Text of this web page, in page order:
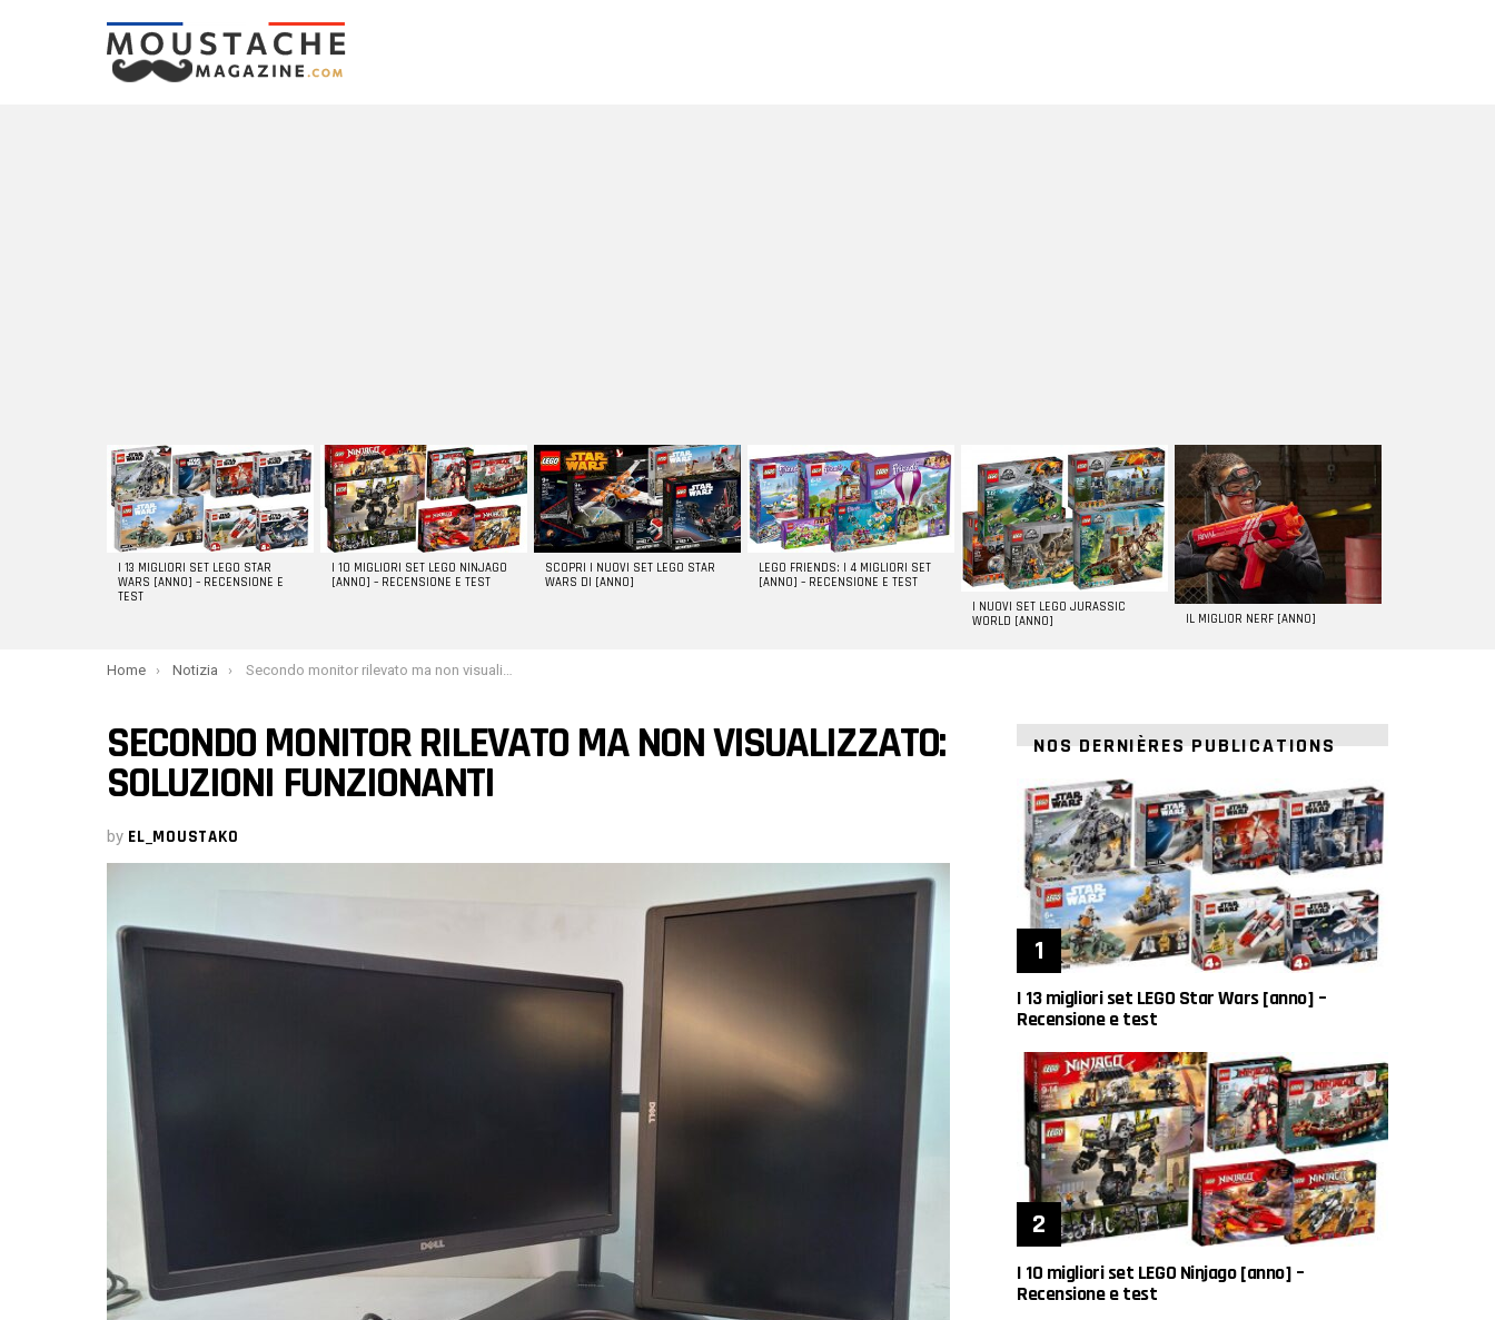
LATEST
STORIES
I 13 MIGLIORI SET LEGO STAR
WARS [ANNO] – RECENSIONE E
TEST
I 10 MIGLIORI SET LEGO NINJAGO
[ANNO] – RECENSIONE E TEST
SCOPRI I NUOVI SET LEGO STAR
WARS DI [ANNO]
LEGO FRIENDS: I 4 MIGLIORI SET
[ANNO] – RECENSIONE E TEST
I NUOVI SET LEGO JURASSIC
WORLD [ANNO]
IL MIGLIOR NERF [ANNO]
You are here:
Home Notizia Secondo monitor rilevato ma non visualizzato: soluzioni funzionanti
SECONDO MONITOR RILEVATO MA NON VISUALIZZATO:
SOLUZIONI FUNZIONANTI
by EL_MOUSTAKO
NOS DERNIÈRES PUBLICATIONS
I 13 migliori set LEGO Star Wars [anno] –
Recensione e test
I 10 migliori set LEGO Ninjago [anno] –
Recensione e test